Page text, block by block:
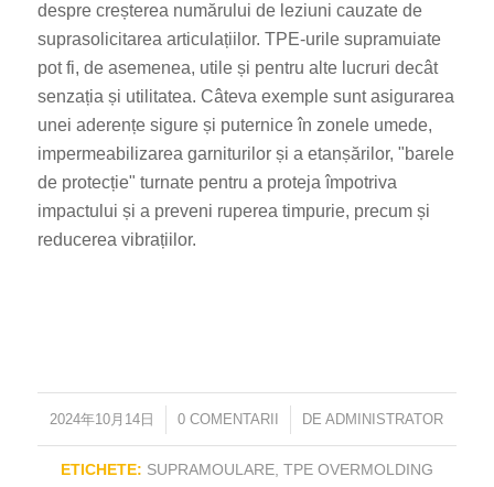
despre creșterea numărului de leziuni cauzate de
suprasolicitarea articulațiilor. TPE-urile supramuiate
pot fi, de asemenea, utile și pentru alte lucruri decât
senzația și utilitatea. Câteva exemple sunt asigurarea
unei aderențe sigure și puternice în zonele umede,
impermeabilizarea garniturilor și a etanșărilor, "barele
de protecție" turnate pentru a proteja împotriva
impactului și a preveni ruperea timpurie, precum și
reducerea vibrațiilor.
2024年10月14日
/ 0 COMENTARII
/ DEADMINISTRATOR
ETICHETE: SUPRAMOULARE, TPE OVERMOLDING